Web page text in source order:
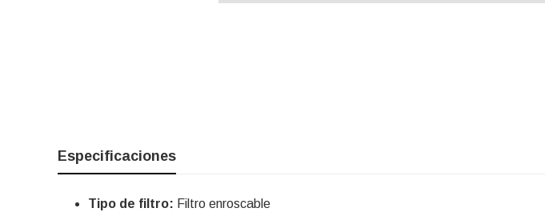
Especificaciones
Tipo de filtro: Filtro enroscable